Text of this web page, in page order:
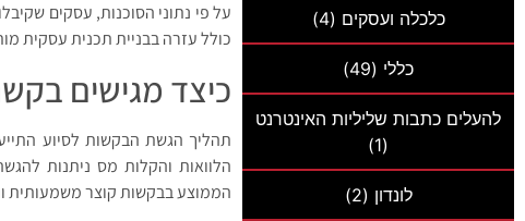
כלכלה ועסקים (4)
כללי (49)
להעלים כתבות שליליות האינטרנט
(1)
לונדון (2)
כולל עזרה בבניית תכנית עסקית
כיצד מגישים
תהליך הגשת הבקשות לסיוע
הלוואות והקלות מס ניתנות
הממוצע בבקשות קוצר משמעותית